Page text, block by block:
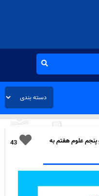
43
پنجم علوم هفتم به